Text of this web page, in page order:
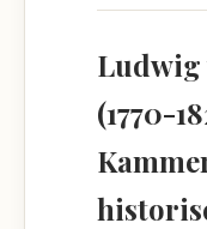
Ludwig
(1770-